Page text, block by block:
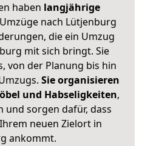
haben langjährige
nach Lütjenburg
die ein Umzug
mit sich bringt. Sie
von der Planung bis hin
Sie organisieren
und Habseligkeiten,
und sorgen dafür, dass
neuen Zielort in
ankommt.